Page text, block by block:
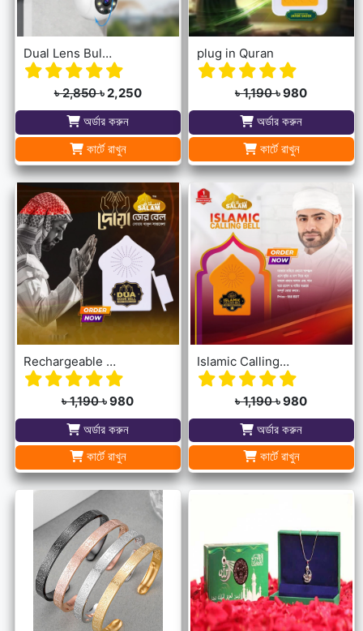
Dual Lens Bulb Holder Camera V380 Pro Apps 1080p full Hd Resulation cctv camera
৳ 2,850৳ 2,250
অর্ডার করুন
কার্টে রাখুন
plug in Quran
৳ 1,190৳ 980
অর্ডার করুন
কার্টে রাখুন
Rechargeable Dua Door Bell
৳ 1,190৳ 980
অর্ডার করুন
কার্টে রাখুন
Islamic Calling Bell
৳ 1,190৳ 980
অর্ডার করুন
কার্টে রাখুন